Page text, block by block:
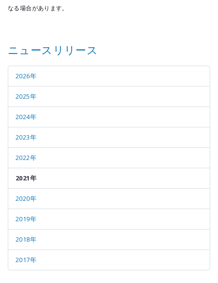
なる場合があります。
ニュースリリース
2026年
2025年
2024年
2023年
2022年
2021年
2020年
2019年
2018年
2017年